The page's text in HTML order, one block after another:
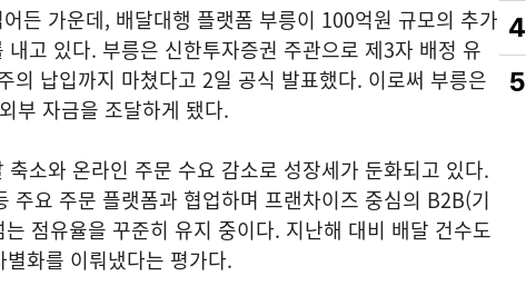
든 가운데, 배달대행 플랫폼 부릉이 100억원 규모의 추가
고 있다. 부릉은 신한투자증권 주관으로 제3자 배정 유
의 납입까지 마쳤다고 2일 공식 발표했다. 이로써 부릉은
부 자금을 조달하게 됐다.
소와 온라인 주문 수요 감소로 성장세가 둔화되고 있다.
주요 주문 플랫폼과 협업하며 프랜차이즈 중심의 B2B(기
점유율을 꾸준히 유지 중이다. 지난해 대비 배달 건수도
화를 이뤄냈다는 평가다.
4
5